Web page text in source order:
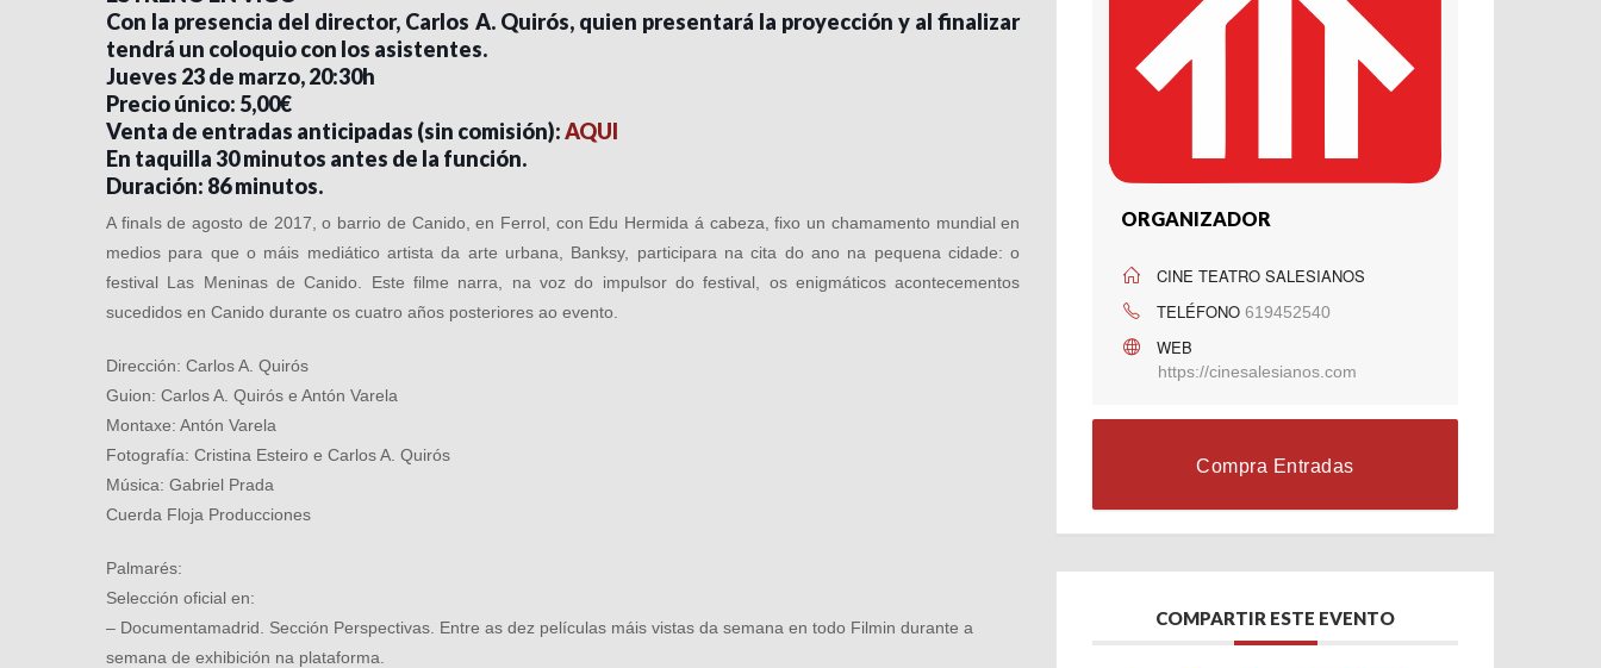
Con la presencia del director, Carlos A. Quirós, quien presentará la proyección y al finalizar
tendrá un coloquio con los asistentes.
Jueves 23 de marzo, 20:30h
Precio único: 5,00€
Venta de entradas anticipadas (sin comisión):AQUI
En taquilla 30 minutos antes de la función.
Duración: 86 minutos.
A finaIs de agosto de 2017, o barrio de Canido, en Ferrol, con Edu Hermida á cabeza, fixo un chamamento mundial en
medios para que o máis mediático artista da arte urbana, Banksy, participara na cita do ano na pequena cidade: o
festival Las Meninas de Canido. Este filme narra, na voz do impulsor do festival, os enigmáticos acontecementos
sucedidos en Canido durante os cuatro años posteriores ao evento.
Dirección: Carlos A. Quirós
Guion: Carlos A. Quirós e Antón Varela
Montaxe: Antón Varela
Fotografía: Cristina Esteiro e Carlos A. Quirós
Música: Gabriel Prada
Cuerda Floja Producciones
Palmarés:
Selección oficial en:
– Documentamadrid. Sección Perspectivas. Entre as dez películas máis vistas da semana en todo Filmin durante a
semana de exhibición na plataforma.
ORGANIZADOR
CINE TEATRO SALESIANOS
TELÉFONO 619452540
WEB
https://cinesalesianos.com
Compra Entradas
COMPARTIR ESTE EVENTO